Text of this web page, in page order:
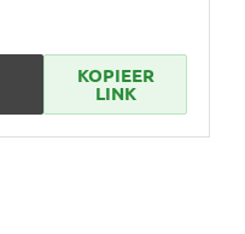
KOPIEER
LINK